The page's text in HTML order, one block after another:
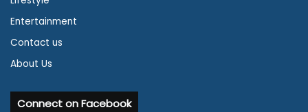
Entertainment
Contact us
About Us
Connect on Facebook